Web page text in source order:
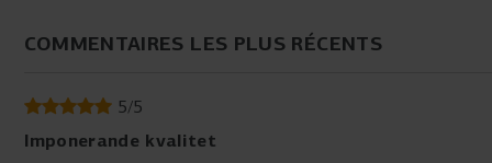
COMMENTAIRES LES PLUS RÉCENTS
5/5
Imponerande kvalitet